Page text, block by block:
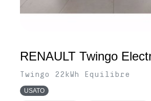
RENAULT Twingo
Twingo 22kWh Equilibre
USATO